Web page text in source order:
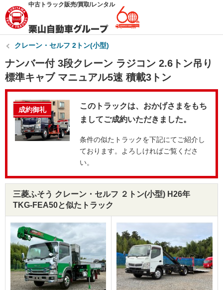
中古トラック販売/買取/レンタル
クレーン・セルフ 2トン(小型)
ナンバー付 3段クレーン ラジコン 2.6トン吊り
標準キャブ マニュアル5速 積載3トン
成約御礼
このトラックは、おかげさまをもち
ましてご成約いただきました。
条件の似たトラックを下記にてご紹介し
ております。よろしければご覧くださ
い。
三菱ふそう クレーン・セルフ ２トン(小型) H26年
TKG-FEA50と似たトラック